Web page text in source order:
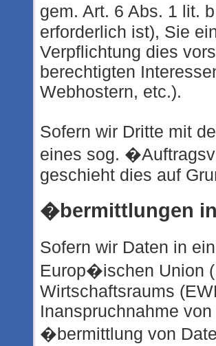
gem. Art. 6 Abs. 1 lit.
erforderlich ist), Sie
Verpflichtung dies
berechtigten
Webhostern, etc.).
Sofern wir Dritte mit
eines sog.
geschieht dies auf
�bermittlungen
Sofern wir Daten in
Europ�ischen Union
Wirtschaftsraums
Inanspruchnahme
�bermittlung von